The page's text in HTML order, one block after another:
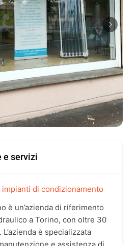
e servizi
di condizionamento
è un’azienda di riferimento
a Torino, con oltre 30
è specializzata